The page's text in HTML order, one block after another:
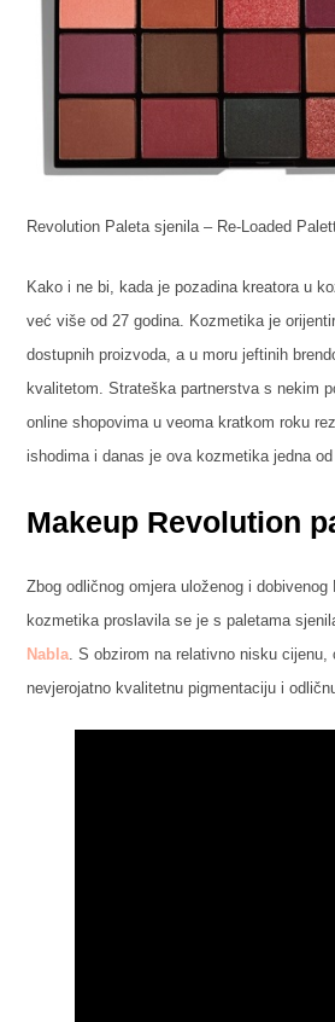
Revolution Paleta sjenila – Re-Loaded
Kako i ne bi, kada je pozadina kreatora u
već više od 27 godina. Kozmetika je
dostupnih proizvoda, a u moru jeftinih
kvalitetom. Strateška partnerstva s nekim
online shopovima u veoma kratkom roku
ishodima i danas je ova kozmetika jedna
Makeup Revolution
Zbog odličnog omjera uloženog i dobivenog
kozmetika proslavila se je s paletama
Nabla. S obzirom na relativno nisku cijenu,
nevjerojatno kvalitetnu pigmentaciju i